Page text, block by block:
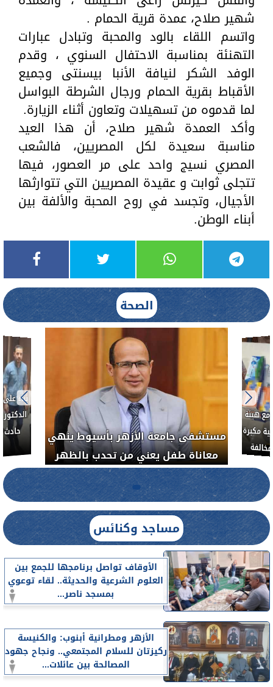
شهير صلاح، عمدة قرية الحمام .
واتسم اللقاء بالود والمحبة وتبادل عبارات
التهنئة بمناسبة الاحتفال السنوي ، وقدم
الوفد الشكر لنيافة الأنبا بيسنتى وجميع
الأقباط بقرية الحمام ورجال الشرطة البواسل
لما قدموه من تسهيلات وتعاون أثناء الزيارة.
وأكد العمدة شهير صلاح، أن هذا العيد
مناسبة سعيدة لكل المصريين، فالشعب
المصري نسيج واحد على مر العصور، فيها
تتجلى ثوابت و عقيدة المصريين التي تتوارثها
الأجيال، وتجسد في روح المحبة والألفة بين
أبناء الوطن.
الصحة
بناءً
حادث
مستشفى جامعة الأزهر بأسيوط ينهي
معاناة طفل يعني من تحدب بالظهر
هيئة
مكبرة
مساجد وكنائس
الأوقاف تواصل برنامجها للجمع بين
العلوم الشرعية والحديثة.. لقاء توعوي
بمسجد ناصر...
الأزهر ومطرانية أبنوب: والكنيسة
ركيزتان للسلام المجتمعي.. ونجاح جهود
المصالحة بين عائلات...